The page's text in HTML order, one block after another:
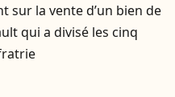
sur la vente d’un bien de
qui a divisé les cinq